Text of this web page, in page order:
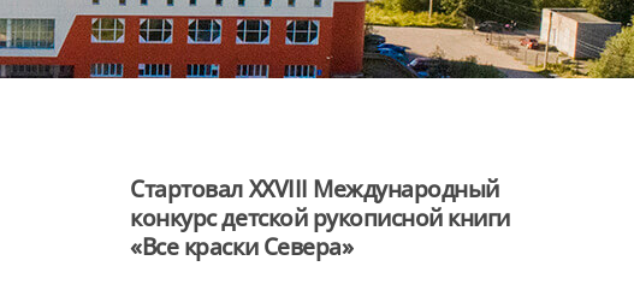
Стартовал XXVIII Международный
конкурс детской рукописной книги
«Все краски Севера»